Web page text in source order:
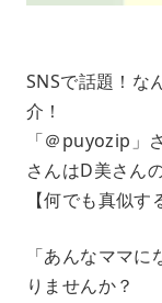
SNSで話題！な
介！
「＠puyozip」
さんはD美さん
【何でも真似
「あんなママ
りませんか？